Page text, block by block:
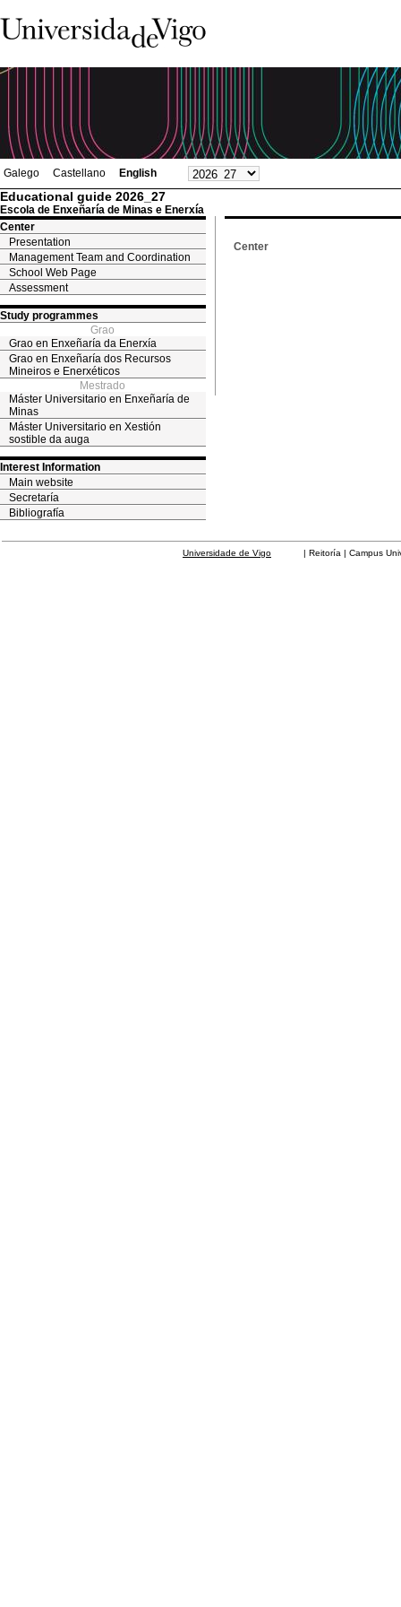
Galego Castellano English
Educational guide 2026_27
Escola de Enxeñaría de Minas e Enerxía
Center
Presentation
Management Team and Coordination
School Web Page
Assessment
Study programmes
Grao
Grao en Enxeñaría da Enerxía
Grao en Enxeñaría dos Recursos
Mineiros e Enerxéticos
Mestrado
Máster Universitario en Enxeñaría de
Minas
Máster Universitario en Xestión
sostible da auga
Interest Information
Main website
Secretaría
Bibliografía
Center
Universidade de Vigo | Reitoría | Campus